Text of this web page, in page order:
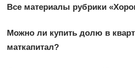
Все материалы рубрики
Можно ли купить долю в
маткапитал?